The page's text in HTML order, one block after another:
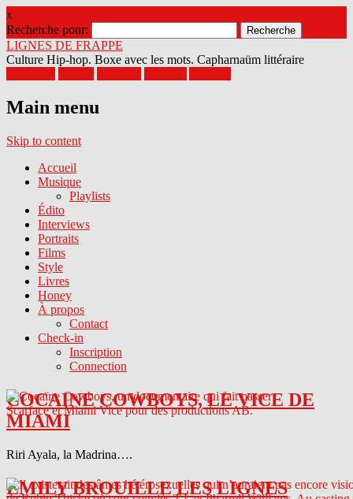
x
Recherche pour:
LIGNES DE FRAPPE
Culture Hip-hop. Boxe avec les mots. Capharnaüm littéraire
Main menu
Skip to content
Accueil
Musique
Playlists
Édito
Interviews
Portraits
Films
Style
Livres
Honey
À propos
Contact
Check-in
Inscription
Connection
COCAINE COWBOYS, LE VICE DE
MIAMI
Riri Ayala, la Madrina….
EMILY BROUILLE LES LIGNES